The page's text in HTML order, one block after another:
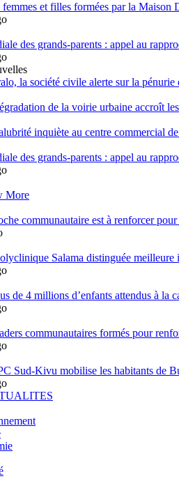
et filles formées par la Maison
des grands-parents : appel au
la société civile alerte sur la pénurie
de la voirie urbaine accroît
inquiète au centre commercial
des grands-parents : appel au
More
communautaire est à renforcer
Salama distinguée
de 4 millions d’enfants attendus à la
communautaires formés pour
Sud-Kivu mobilise les habitants de